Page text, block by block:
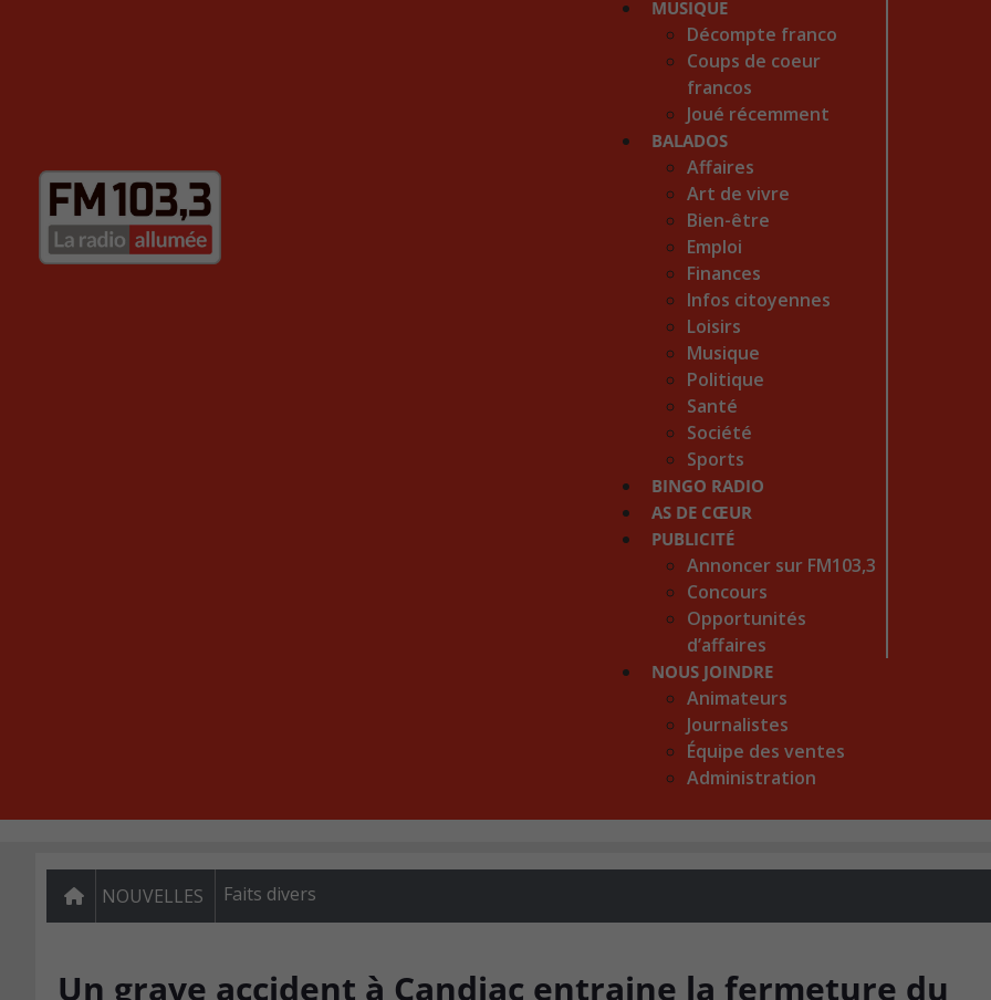
MUSIQUE
Décompte franco
Coups de coeur
francos
Joué récemment
BALADOS
Affaires
Art de vivre
Bien-être
Emploi
Finances
Infos citoyennes
Loisirs
Musique
Politique
Santé
Société
Sports
BINGO RADIO
AS DE CŒUR
PUBLICITÉ
Annoncer sur FM103,3
Concours
Opportunités
d’affaires
NOUS JOINDRE
Animateurs
Journalistes
Équipe des ventes
Administration
NOUVELLES Faits divers
Un grave accident à Candiac entraine la fermeture du